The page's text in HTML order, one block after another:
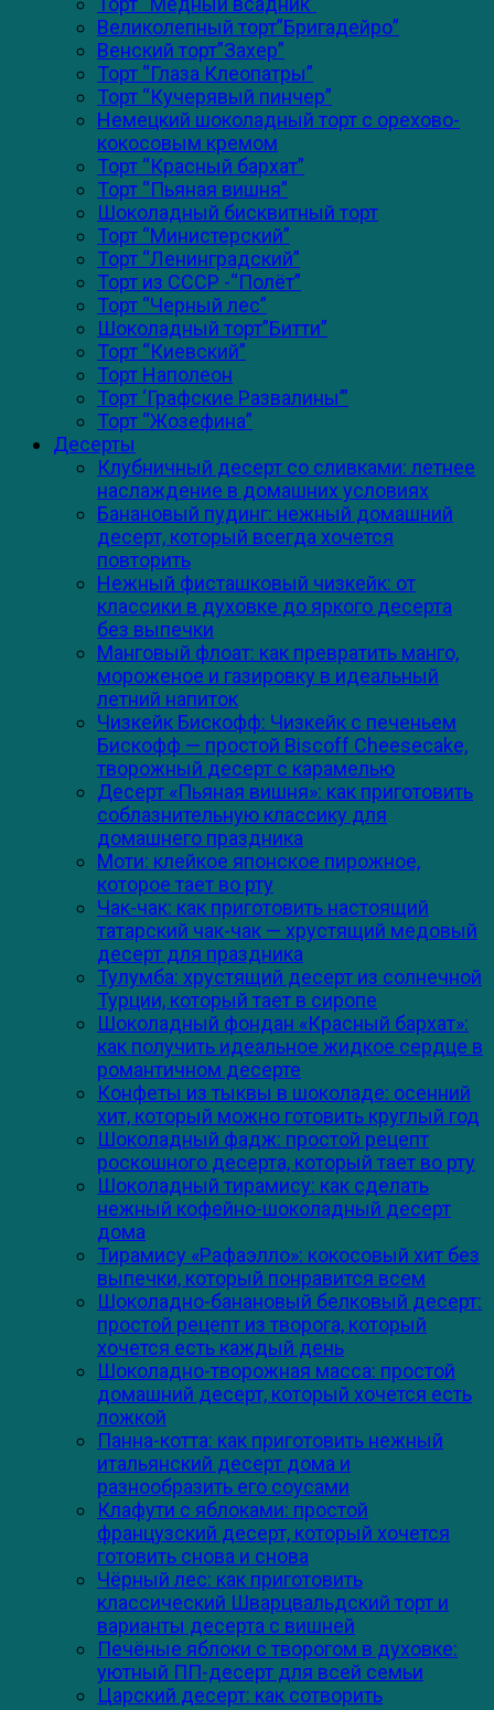
Великолепный торт”Бригадейро”
Венский торт”Захер”
Торт “Глаза Клеопатры”
Торт “Кучерявый пинчер”
Немецкий шоколадный торт с орехово-
кокосовым кремом
Торт “Красный бархат”
Торт “Пьяная вишня”
Шоколадный бисквитный торт
Торт “Министерский”
Торт “Ленинградский”
Торт из СССР -“Полёт”
Торт “Черный лес”
Шоколадный торт”Битти”
Торт “Киевский”
Торт Наполеон
Торт ‘Графские Развалины’”
Торт “Жозефина”
Десерты
Клубничный десерт со сливками: летнее
наслаждение в домашних условиях
Банановый пудинг: нежный домашний
десерт, который всегда хочется
повторить
Нежный фисташковый чизкейк: от
классики в духовке до яркого десерта
без выпечки
Манговый флоат: как превратить манго,
мороженое и газировку в идеальный
летний напиток
Чизкейк Бискофф: Чизкейк с печеньем
Бискофф — простой Biscoff Cheesecake,
творожный десерт с карамелью
Десерт «Пьяная вишня»: как приготовить
соблазнительную классику для
домашнего праздника
Моти: клейкое японское пирожное,
которое тает во рту
Чак-чак: как приготовить настоящий
татарский чак-чак — хрустящий медовый
десерт для праздника
Тулумба: хрустящий десерт из солнечной
Турции, который тает в сиропе
Шоколадный фондан «Красный бархат»:
как получить идеальное жидкое сердце в
романтичном десерте
Конфеты из тыквы в шоколаде: осенний
хит, который можно готовить круглый год
Шоколадный фадж: простой рецепт
роскошного десерта, который тает во рту
Шоколадный тирамису: как сделать
нежный кофейно-шоколадный десерт
дома
Тирамису «Рафаэлло»: кокосовый хит без
выпечки, который понравится всем
Шоколадно-банановый белковый десерт:
простой рецепт из творога, который
хочется есть каждый день
Шоколадно-творожная масса: простой
домашний десерт, который хочется есть
ложкой
Панна-котта: как приготовить нежный
итальянский десерт дома и
разнообразить его соусами
Клафути с яблоками: простой
французский десерт, который хочется
готовить снова и снова
Чёрный лес: как приготовить
классический Шварцвальдский торт и
варианты десерта с вишней
Печёные яблоки с творогом в духовке:
уютный ПП-десерт для всей семьи
Царский десерт: как сотворить